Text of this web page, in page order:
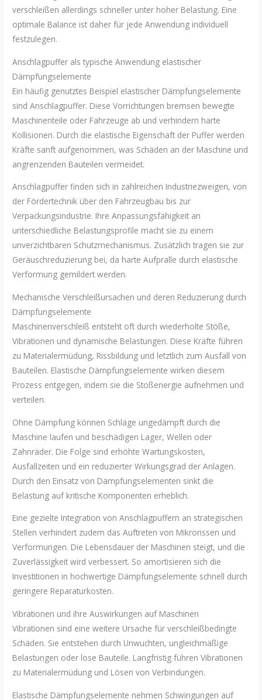
verschleißen allerdings schneller unter hoher Belastung. Eine
optimale Balance ist daher für jede Anwendung individuell
festzulegen.
Anschlagpuffer als typische Anwendung elastischer
Dämpfungselemente
Ein häufig genutztes Beispiel elastischer Dämpfungselemente
sind Anschlagpuffer. Diese Vorrichtungen bremsen bewegte
Maschinenteile oder Fahrzeuge ab und verhindern harte
Kollisionen. Durch die elastische Eigenschaft der Puffer werden
Kräfte sanft aufgenommen, was Schäden an der Maschine und
angrenzenden Bauteilen vermeidet.
Anschlagpuffer finden sich in zahlreichen Industriezweigen, von
der Fördertechnik über den Fahrzeugbau bis zur
Verpackungsindustrie. Ihre Anpassungsfähigkeit an
unterschiedliche Belastungsprofile macht sie zu einem
unverzichtbaren Schutzmechanismus. Zusätzlich tragen sie zur
Geräuschreduzierung bei, da harte Aufpralle durch elastische
Verformung gemildert werden.
Mechanische Verschleißursachen und deren Reduzierung durch
Dämpfungselemente
Maschinenverschleiß entsteht oft durch wiederholte Stöße,
Vibrationen und dynamische Belastungen. Diese Kräfte führen
zu Materialermüdung, Rissbildung und letztlich zum Ausfall von
Bauteilen. Elastische Dämpfungselemente wirken diesem
Prozess entgegen, indem sie die Stoßenergie aufnehmen und
verteilen.
Ohne Dämpfung können Schläge ungedämpft durch die
Maschine laufen und beschädigen Lager, Wellen oder
Zahnräder. Die Folge sind erhöhte Wartungskosten,
Ausfallzeiten und ein reduzierter Wirkungsgrad der Anlagen.
Durch den Einsatz von Dämpfungselementen sinkt die
Belastung auf kritische Komponenten erheblich.
Eine gezielte Integration von Anschlagpuffern an strategischen
Stellen verhindert zudem das Auftreten von Mikrorissen und
Verformungen. Die Lebensdauer der Maschinen steigt, und die
Zuverlässigkeit wird verbessert. So amortisieren sich die
Investitionen in hochwertige Dämpfungselemente schnell durch
geringere Reparaturkosten.
Vibrationen und ihre Auswirkungen auf Maschinen
Vibrationen sind eine weitere Ursache für verschleißbedingte
Schäden. Sie entstehen durch Unwuchten, ungleichmäßige
Belastungen oder lose Bauteile. Langfristig führen Vibrationen
zu Materialermüdung und Lösen von Verbindungen.
Elastische Dämpfungselemente nehmen Schwingungen auf